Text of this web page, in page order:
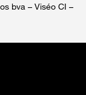
bva – Viséo CI –